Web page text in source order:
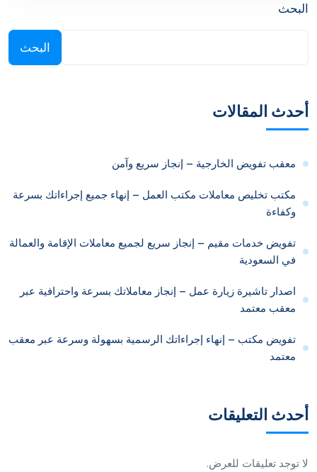
البحث
البحث
أحدث المقالات
معقب تفويض الخارجية – إنجاز سريع وآمن
مكتب تخليص معاملات مكتب العمل – إنهاء جميع إجراءاتك بسرعة
وكفاءة
تفويض خدمات مقيم – إنجاز سريع لجميع معاملات الإقامة والعمالة
في السعودية
اصدار تاشيرة زيارة عمل – إنجاز معاملاتك بسرعة واحترافية عبر
معقب معتمد
تفويض مكتب – إنهاء إجراءاتك الرسمية بسهولة وسرعة عبر معقب
معتمد
أحدث التعليقات
لا توجد تعليقات للعرض.